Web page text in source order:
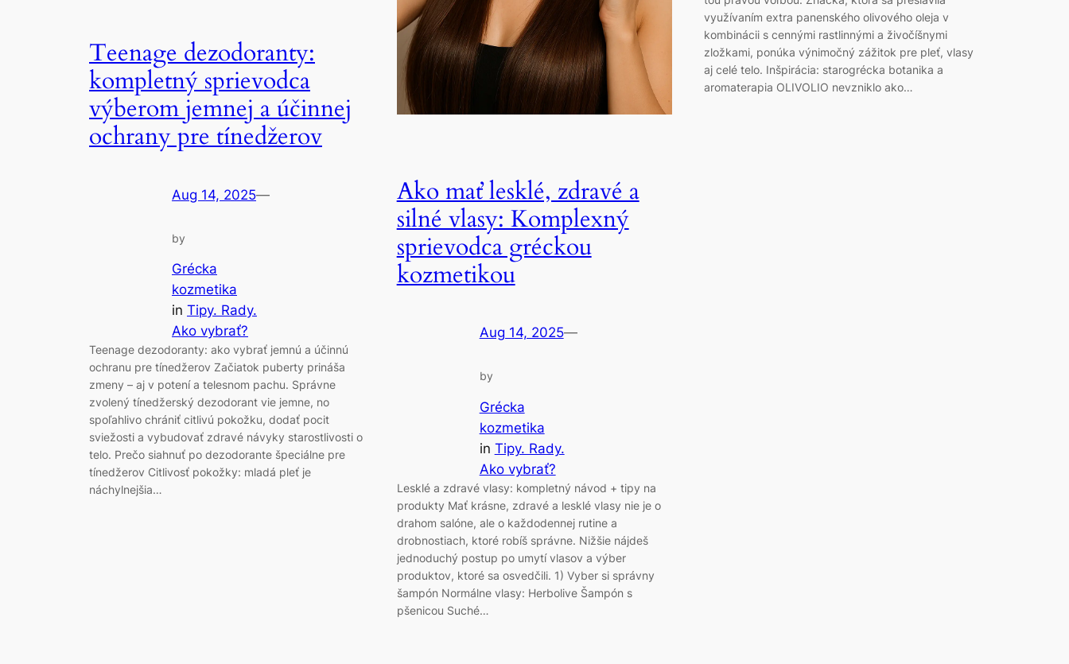
Teenage dezodoranty:
kompletný sprievodca
výberom jemnej a účinnej
ochrany pre tínedžerov
Aug 14, 2025—
by
Grécka
kozmetika
in Tipy. Rady.
Ako vybrať?
Teenage dezodoranty: ako vybrať jemnú a účinnú
ochranu pre tínedžerov Začiatok puberty prináša
zmeny – aj v potení a telesnom pachu. Správne
zvolený tínedžerský dezodorant vie jemne, no
spoľahlivo chrániť citlivú pokožku, dodať pocit
sviežosti a vybudovať zdravé návyky starostlivosti o
telo. Prečo siahnuť po dezodorante špeciálne pre
tínedžerov Citlivosť pokožky: mladá pleť je
náchylnejšia…
Ako mať lesklé, zdravé a
silné vlasy: Komplexný
sprievodca gréckou
kozmetikou
Aug 14, 2025—
by
Grécka
kozmetika
in Tipy. Rady.
Ako vybrať?
Lesklé a zdravé vlasy: kompletný návod + tipy na
produkty Mať krásne, zdravé a lesklé vlasy nie je o
drahom salóne, ale o každodennej rutine a
drobnostiach, ktoré robíš správne. Nižšie nájdeš
jednoduchý postup po umytí vlasov a výber
produktov, ktoré sa osvedčili. 1) Vyber si správny
šampón Normálne vlasy: Herbolive Šampón s
pšenicou Suché…
využívaním extra panenského olivového oleja v
kombinácii s cennými rastlinnými a živočíšnymi
zložkami, ponúka výnimočný zážitok pre pleť, vlasy
aj celé telo. Inšpirácia: starogrécka botanika a
aromaterapia OLIVOLIO nevzniklo ako…